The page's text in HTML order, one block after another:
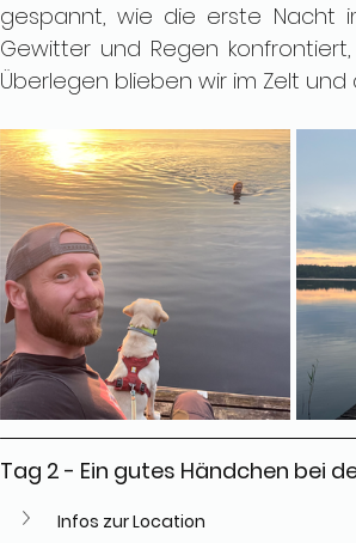
gespannt, wie die erste Nacht
Gewitter und Regen
Überlegen blieben wir im Zelt
Tag 2 - Ein gutes Händchen bei
Infos zur Location